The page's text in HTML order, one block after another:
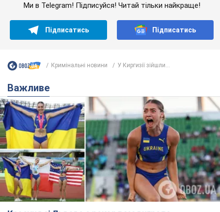
Ми в Telegram! Підписуйся! Читай тільки найкраще!
Підписатись Підписатись
Кримінальні новини У Киргизії зійшли...
Важливе